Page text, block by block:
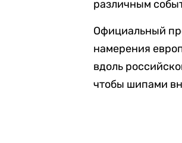
различным
Официальный
намерения
вдоль
чтобы шипами